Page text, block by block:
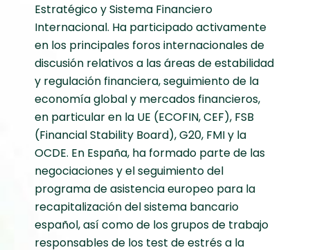
Estratégico y Sistema Financiero
Internacional. Ha participado activamente
en los principales foros internacionales de
discusión relativos a las áreas de estabilidad
y regulación financiera, seguimiento de la
economía global y mercados financieros,
en particular en la UE (ECOFIN, CEF), FSB
(Financial Stability Board), G20, FMI y la
OCDE. En España, ha formado parte de las
negociaciones y el seguimiento del
programa de asistencia europeo para la
recapitalización del sistema bancario
español, así como de los grupos de trabajo
responsables de los test de estrés a la